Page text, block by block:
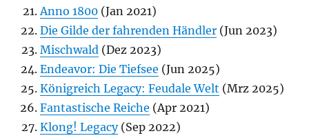
Anno 1800 (Jan 2021)
Die Gilde der fahrenden Händler (Jun 2023)
Mischwald (Dez 2023)
Endeavor: Die Tiefsee (Jun 2025)
Königreich Legacy: Feudale Welt (Mrz 2025)
Fantastische Reiche (Apr 2021)
Klong! Legacy(Sep 2022)